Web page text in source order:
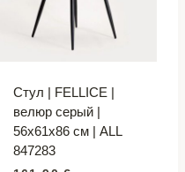
Стул | FELLICE |
велюр серый |
56x61x86 см | ALL
847283